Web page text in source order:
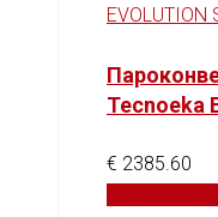
EVOLUTION
Tecnoeka
€ 2385.60